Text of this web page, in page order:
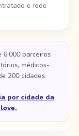
e rede
6.000 parceiros
médicos-
200 cidades
por cidade da